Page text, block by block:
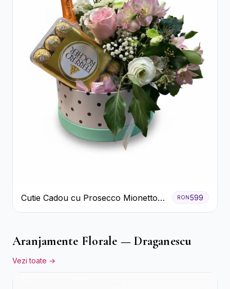
Cutie Cadou cu Prosecco Mionetto
Ferrero Rocher și Flori Pastelate
RON599
Aranjamente Florale — Draganescu
Vezi toate →